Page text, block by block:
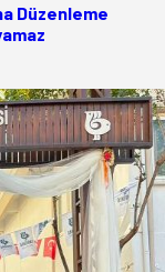
Düzenleme